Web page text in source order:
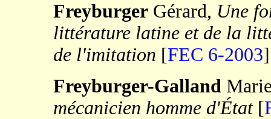
Freyburger Gérard, Une
littérature latine et de la
de l'imitation [FEC 6-2003]
Freyburger-Galland
mécanicien homme d'État [